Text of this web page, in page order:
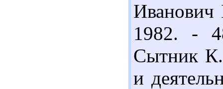
1982. -
Сытник
и